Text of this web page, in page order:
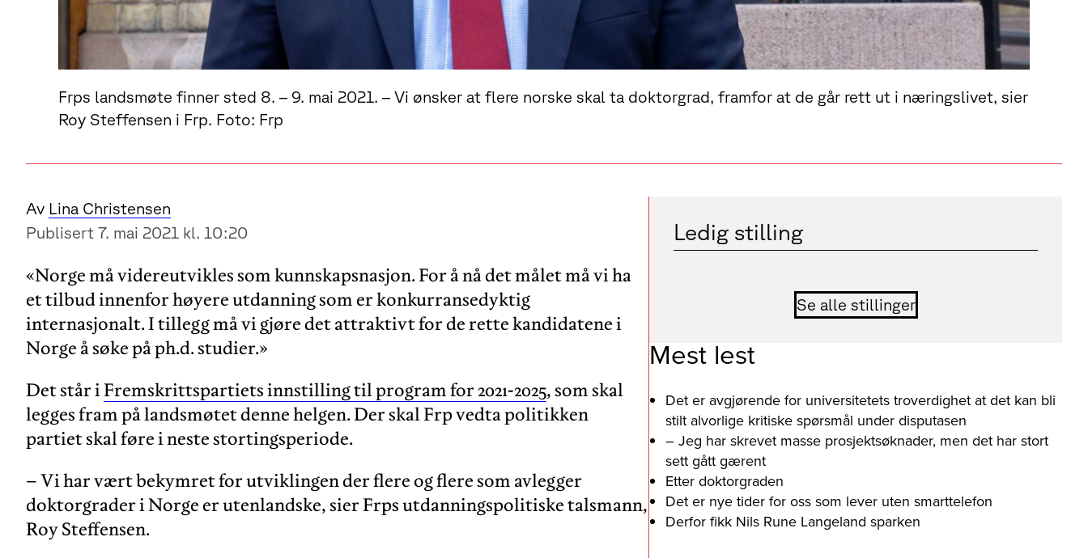
Frps landsmøte finner sted 8. – 9. mai 2021. – Vi ønsker at flere norske skal ta doktorgrad, framfor at de går rett ut i næringslivet, sier
Roy Steffensen i Frp. Foto: Frp
Av Lina Christensen
Publisert 7. mai 2021 kl. 10:20
«Norge må videreutvikles som kunnskapsnasjon. For å nå det målet må vi ha
et tilbud innenfor høyere utdanning som er konkurransedyktig
internasjonalt. I tillegg må vi gjøre det attraktivt for de rette kandidatene i
Norge å søke på ph.d. studier.»
Det står iFremskrittspartiets innstilling til program for 2021-2025, som skal
legges fram på landsmøtet denne helgen. Der skal Frp vedta politikken
partiet skal føre i neste stortingsperiode.
– Vi har vært bekymret for utviklingen der flere og flere som avlegger
doktorgrader i Norge er utenlandske, sier Frps utdanningspolitiske talsmann,
Roy Steffensen.
Ledig stilling
Se alle stillinger
Mest lest
Det er avgjørende for universitetets troverdighet at det kan bli
stilt alvorlige kritiske spørsmål under disputasen
– Jeg har skrevet masse prosjektsøknader, men det har stort
sett gått gærent
Etter doktorgraden
Det er nye tider for oss som lever uten smarttelefon
Derfor fikk Nils Rune Langeland sparken